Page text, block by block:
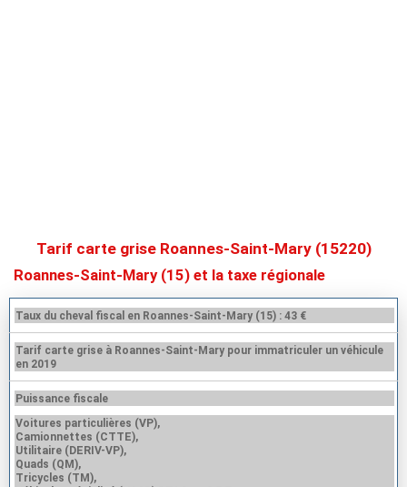
Tarif carte grise Roannes-Saint-Mary (15220)
Roannes-Saint-Mary (15) et la taxe régionale
Taux du cheval fiscal en Roannes-Saint-Mary (15) : 43 €
Tarif carte grise à Roannes-Saint-Mary pour immatriculer un véhicule
en 2019
Puissance fiscale
Voitures particulières (VP),
Camionnettes (CTTE),
Utilitaire (DERIV-VP),
Quads (QM),
Tricycles (TM),